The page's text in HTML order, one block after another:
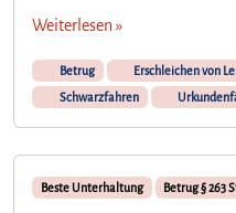
Weiterlesen »
Betrug Erschleichen von
Schwarzfahren
Beste Unterhaltung Betrug § 263